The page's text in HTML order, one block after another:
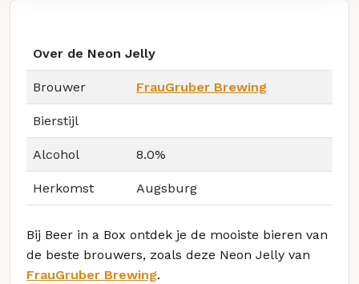
Over de Neon Jelly
Brouwer FrauGruber Brewing
Bierstijl
Alcohol 8.0%
Herkomst Augsburg
Bij Beer in a Box ontdek je de mooiste bieren van
de beste brouwers, zoals deze Neon Jelly van
FrauGruber Brewing.